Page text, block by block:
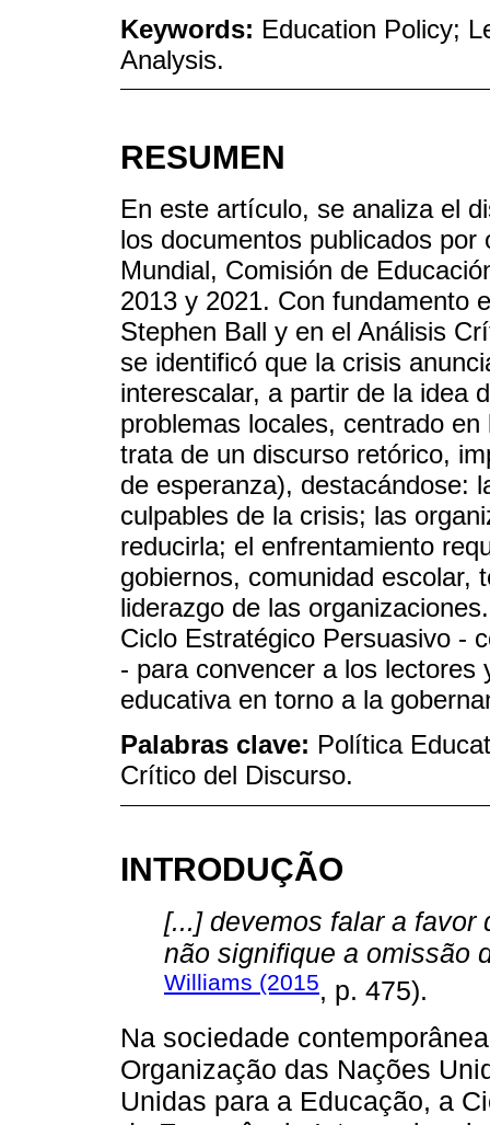
Keywords: Education Policy;
Analysis.
RESUMEN
En este artículo, se analiza el
los documentos publicados
Mundial, Comisión de
2013 y 2021. Con fundamento
Stephen Ball y en el Análisis
se identificó que la crisis
interescalar, a partir de la idea
problemas locales, centrado
trata de un discurso retórico,
de esperanza), destacándose:
culpables de la crisis; las
reducirla; el enfrentamiento
gobiernos, comunidad escolar,
liderazgo de las
Ciclo Estratégico Persuasivo -
- para convencer a los
educativa en torno a la
Palabras clave: Política
Crítico del Discurso.
INTRODUÇÃO
[...] devemos falar a favor
não signifique a omissão
Williams (2015, p. 475).
Na sociedade
Organização das Nações
Unidas para a Educação, a